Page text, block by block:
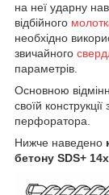
на неї ударну
відбійного
необхідно
звичайного
параметрів.
Основною
своїй
перфоратора.
Нижче наведено
бетону SDS+